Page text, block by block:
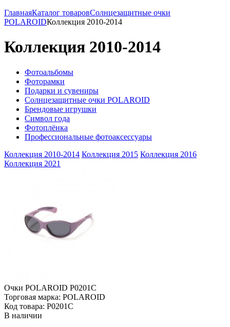
ГлавнаяКаталог товаровСолнцезащитные очки
POLAROIDКоллекция 2010-2014
Коллекция 2010-2014
Фотоальбомы
Фоторамки
Подарки и сувениры
Солнцезащитные очки POLAROID
Брендовые игрушки
Символ года
Фотоплёнка
Профессиональные фотоаксессуары
Коллекция 2010-2014 Коллекция 2015 Коллекция 2016
Коллекция 2021
Очки POLAROID P0201C
Торговая марка: POLAROID
Код товара: P0201C
В наличии